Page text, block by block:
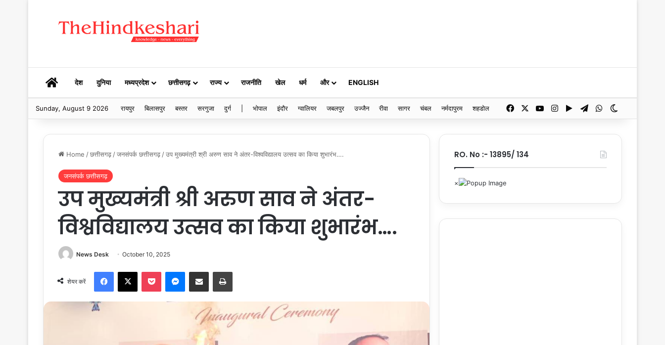
HOMEदेश दुनिया मध्यप्रदेश छत्तीसगढ़ राज्य राजनीति खेल धर्म और ENGLISH
Sunday, August 9 2026 रायपुर बिलासपुर बस्तर सरगुजा दुर्ग भोपाल इंदौर ग्वालियर जबलपुर उज्जैन रीवा सागर चंबल नर्मदापुरम शहडोल FacebookYouTubeInstagramGoogle Play
TelegramWhatsApp
Home /छत्तीसगढ़ /जनसंपर्क छत्तीसगढ़ /उप मुख्यमंत्री श्री अरुण साव ने अंतर-विश्वविद्यालय उत्सव का किया शुभारंभ….
जनसंपर्क छत्तीसगढ़
उप मुख्यमंत्री श्री अरुण साव ने अंतर-
विश्वविद्यालय उत्सव का किया शुभारंभ….
News Desk October 10, 2025
शेयर करें
RO. No :- 13895/ 134